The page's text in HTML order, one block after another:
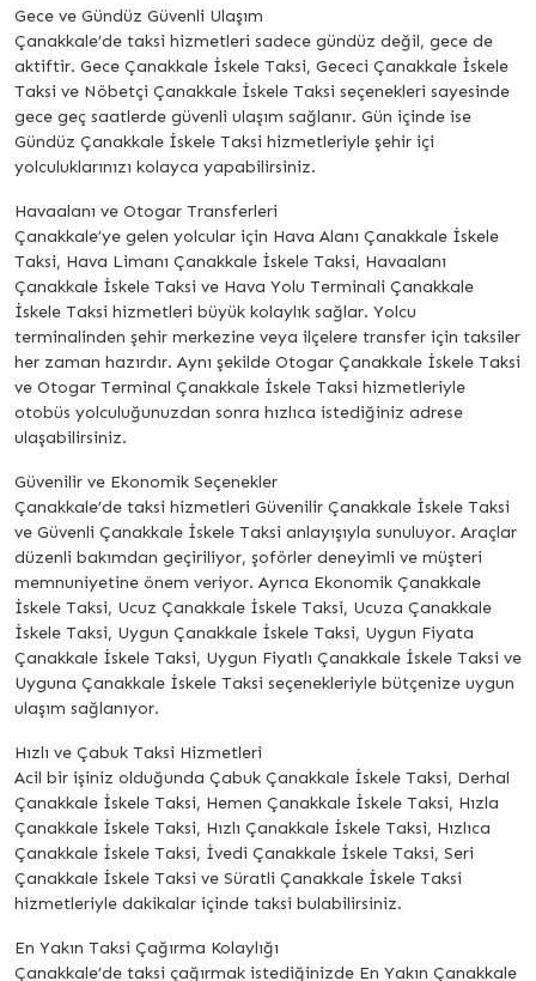
Gece ve Gündüz Güvenli Ulaşım
Çanakkale’de taksi hizmetleri sadece gündüz değil, gece de
aktiftir. Gece Çanakkale İskele Taksi, Gececi Çanakkale İskele
Taksi ve Nöbetçi Çanakkale İskele Taksi seçenekleri sayesinde
gece geç saatlerde güvenli ulaşım sağlanır. Gün içinde ise
Gündüz Çanakkale İskele Taksi hizmetleriyle şehir içi
yolculuklarınızı kolayca yapabilirsiniz.
Havaalanı ve Otogar Transferleri
Çanakkale’ye gelen yolcular için Hava Alanı Çanakkale İskele
Taksi, Hava Limanı Çanakkale İskele Taksi, Havaalanı
Çanakkale İskele Taksi ve Hava Yolu Terminali Çanakkale
İskele Taksi hizmetleri büyük kolaylık sağlar. Yolcu
terminalinden şehir merkezine veya ilçelere transfer için taksiler
her zaman hazırdır. Aynı şekilde Otogar Çanakkale İskele Taksi
ve Otogar Terminal Çanakkale İskele Taksi hizmetleriyle
otobüs yolculuğunuzdan sonra hızlıca istediğiniz adrese
ulaşabilirsiniz.
Güvenilir ve Ekonomik Seçenekler
Çanakkale’de taksi hizmetleri Güvenilir Çanakkale İskele Taksi
ve Güvenli Çanakkale İskele Taksi anlayışıyla sunuluyor. Araçlar
düzenli bakımdan geçiriliyor, şoförler deneyimli ve müşteri
memnuniyetine önem veriyor. Ayrıca Ekonomik Çanakkale
İskele Taksi, Ucuz Çanakkale İskele Taksi, Ucuza Çanakkale
İskele Taksi, Uygun Çanakkale İskele Taksi, Uygun Fiyata
Çanakkale İskele Taksi, Uygun Fiyatlı Çanakkale İskele Taksi ve
Uyguna Çanakkale İskele Taksi seçenekleriyle bütçenize uygun
ulaşım sağlanıyor.
Hızlı ve Çabuk Taksi Hizmetleri
Acil bir işiniz olduğunda Çabuk Çanakkale İskele Taksi, Derhal
Çanakkale İskele Taksi, Hemen Çanakkale İskele Taksi, Hızla
Çanakkale İskele Taksi, Hızlı Çanakkale İskele Taksi, Hızlıca
Çanakkale İskele Taksi, İvedi Çanakkale İskele Taksi, Seri
Çanakkale İskele Taksi ve Süratli Çanakkale İskele Taksi
hizmetleriyle dakikalar içinde taksi bulabilirsiniz.
En Yakın Taksi Çağırma Kolaylığı
Çanakkale’de taksi çağırmak istediğinizde En Yakın Çanakkale